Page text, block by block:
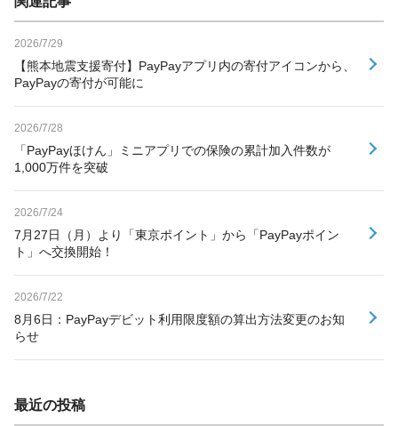
2026/7/29
【熊本地震支援寄付】PayPayアプリ内の寄付アイコンから、
PayPayの寄付が可能に
2026/7/28
「PayPayほけん」ミニアプリでの保険の累計加入件数が
1,000万件を突破
2026/7/24
7月27日（月）より「東京ポイント」から「PayPayポイン
ト」へ交換開始！
2026/7/22
8月6日：PayPayデビット利用限度額の算出方法変更のお知
らせ
最近の投稿